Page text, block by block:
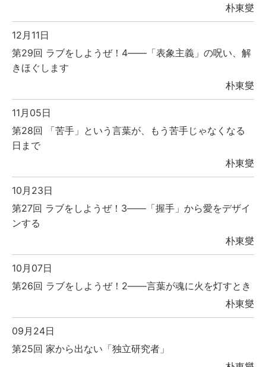
朴東燮
12月11日
第29回 ラブをしようぜ！4――「表象主義」の呪い、解
きほぐします
朴東燮
11月05日
第28回 「苦手」という言葉が、もう苦手じゃなくなる
日まで
朴東燮
10月23日
第27回 ラブをしようぜ！3――「握手」から愛をデザイ
ンする
朴東燮
10月07日
第26回 ラブをしようぜ！2――言葉が魂に火を灯すとき
朴東燮
09月24日
第25回 家から出ない「独立研究者」